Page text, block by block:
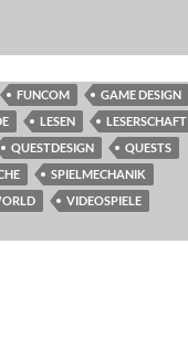
FUNCOM
GAME DESIGN
LESEN
LESERSCHAFT
QUESTDESIGN
QUESTS
SPIELMECHANIK
VIDEOSPIELE